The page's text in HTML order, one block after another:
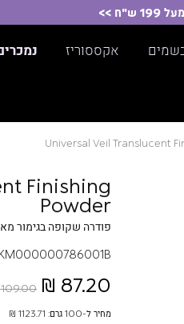
>>
אקססוריז
Universal Veil Translucent
Finishing
Powder
פודרה שקופה בגימור
87.20 ₪
109.00 ₪
מחיר ל-100 גרם: 1123.71 ₪